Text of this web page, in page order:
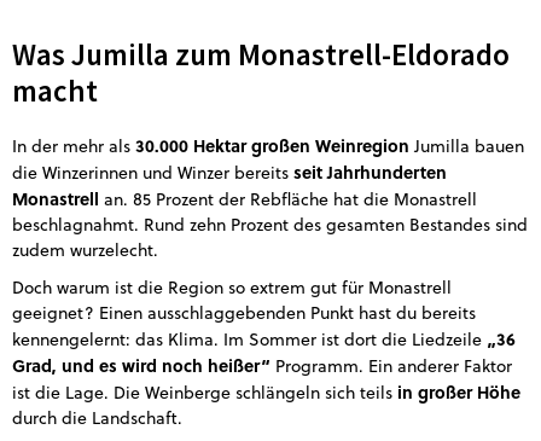
Was Jumilla zum Monastrell-Eldorado
macht
In der mehr als 30.000 Hektar großen Weinregion Jumilla bauen
die Winzerinnen und Winzer bereits seit Jahrhunderten
Monastrell an. 85 Prozent der Rebfläche hat die Monastrell
beschlagnahmt. Rund zehn Prozent des gesamten Bestandes sind
zudem wurzelecht.
Doch warum ist die Region so extrem gut für Monastrell
geeignet? Einen ausschlaggebenden Punkt hast du bereits
kennengelernt: das Klima. Im Sommer ist dort die Liedzeile „36
Grad, und es wird noch heißer“ Programm. Ein anderer Faktor
ist die Lage. Die Weinberge schlängeln sich teils in großer Höhe
durch die Landschaft.